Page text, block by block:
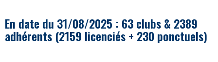
En date du 31/08/2025 : 63clubs & 2389
adhérents (2159 licenciés + 230 ponctuels)